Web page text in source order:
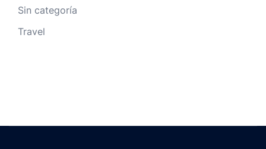
Sin categoría
Travel